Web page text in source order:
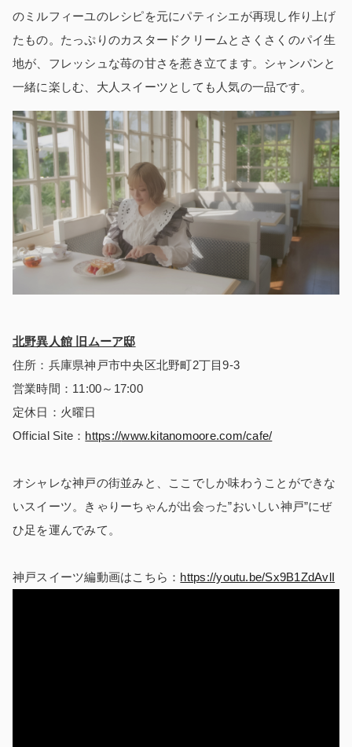
のミルフィーユのレシピを元にパティシエが再現し作り上げ
たもの。たっぷりのカスタードクリームとさくさくのパイ生
地が、フレッシュな苺の甘さを惹き立てます。シャンパンと
一緒に楽しむ、大人スイーツとしても人気の一品です。
北野異人館 旧ムーア邸
住所：兵庫県神戸市中央区北野町2丁目9-3
営業時間：11:00～17:00
定休日：火曜日
Official Site： https://www.kitanomoore.com/cafe/
オシャレな神戸の街並みと、ここでしか味わうことができな
いスイーツ。きゃりーちゃんが出会った”おいしい神戸”にぜ
ひ足を運んでみて。
神戸スイーツ編動画はこちら： https://youtu.be/Sx9B1ZdAvlI